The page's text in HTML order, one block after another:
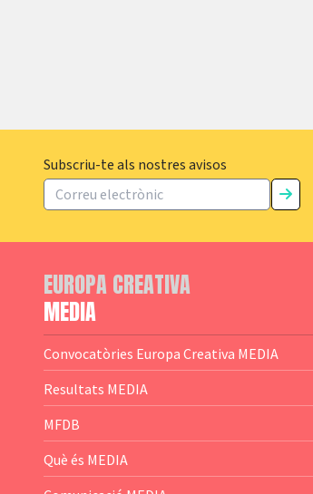
Subscriu-te als nostres avisos
EUROPA CREATIVA
MEDIA
Convocatòries Europa Creativa MEDIA
— Content Cluster
— Business Cluster
— Audience Cluster
Resultats MEDIA
MFDB
Què és MEDIA